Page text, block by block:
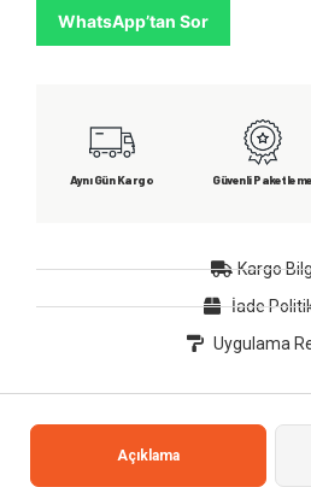
WhatsApp’tan Sor
Aynı Gün Kargo Güvenli Paketleme
Kargo
İade
Uygulama
Açıklama